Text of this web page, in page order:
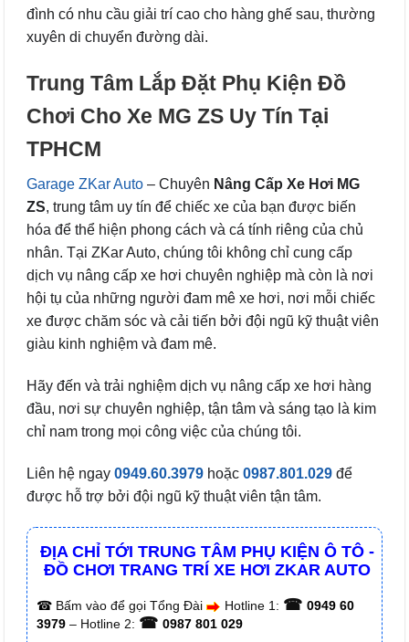
đình có nhu cầu giải trí cao cho hàng ghế sau, thường
xuyên di chuyển đường dài.
Trung Tâm Lắp Đặt Phụ Kiện Đồ
Chơi Cho Xe MG ZS Uy Tín Tại
TPHCM
Garage ZKar Auto – Chuyên Nâng Cấp Xe Hơi MG
ZS, trung tâm uy tín để chiếc xe của bạn được biến
hóa để thể hiện phong cách và cá tính riêng của chủ
nhân. Tại ZKar Auto, chúng tôi không chỉ cung cấp
dịch vụ nâng cấp xe hơi chuyên nghiệp mà còn là nơi
hội tụ của những người đam mê xe hơi, nơi mỗi chiếc
xe được chăm sóc và cải tiến bởi đội ngũ kỹ thuật viên
giàu kinh nghiệm và đam mê.
Hãy đến và trải nghiệm dịch vụ nâng cấp xe hơi hàng
đầu, nơi sự chuyên nghiệp, tận tâm và sáng tạo là kim
chỉ nam trong mọi công việc của chúng tôi.
Liên hệ ngay 0949.60.3979 hoặc 0987.801.029 để
được hỗ trợ bởi đội ngũ kỹ thuật viên tận tâm.
ĐỊA CHỈ TỚI TRUNG TÂM PHỤ KIỆN Ô TÔ -
ĐỒ CHƠI TRANG TRÍ XE HƠI ZKAR AUTO
☎ Bấm vào để gọi Tổng Đài Hotline 1: ☎ 0949 60
3979 – Hotline 2: ☎ 0987 801 029